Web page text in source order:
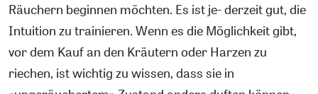
Räuchern beginnen möchten. Es ist je- derzeit gut, die
Intuition zu trainieren. Wenn es die Möglichkeit gibt,
vor dem Kauf an den Kräutern oder Harzen zu
riechen, ist wichtig zu wissen, dass sie in